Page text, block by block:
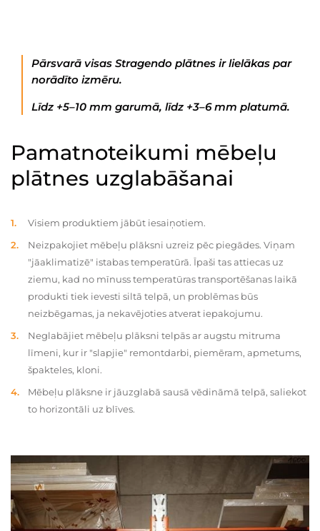
Pārsvarā visas Stragendo plātnes ir lielākas par
norādīto izmēru.
Līdz +5–10 mm garumā, līdz +3–6 mm platumā.
Pamatnoteikumi mēbeļu
plātnes uzglabāšanai
Visiem produktiem jābūt iesaiņotiem.
Neizpakojiet mēbeļu plāksni uzreiz pēc piegādes. Viņam
"jāaklimatizē" istabas temperatūrā. Īpaši tas attiecas uz
ziemu, kad no mīnuss temperatūras transportēšanas laikā
produkti tiek ievesti siltā telpā, un problēmas būs
neizbēgamas, ja nekavējoties atverat iepakojumu.
Neglabājiet mēbeļu plāksni telpās ar augstu mitruma
līmeni, kur ir "slapjie" remontdarbi, piemēram, apmetums,
špakteles, kloni.
Mēbeļu plāksne ir jāuzglabā sausā vēdināmā telpā, saliekot
to horizontāli uz blīves.